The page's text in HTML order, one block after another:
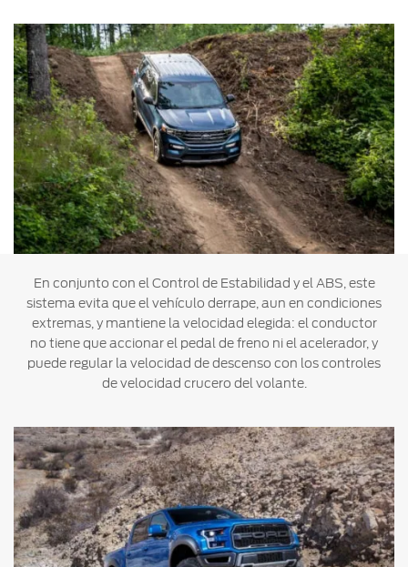
En conjunto con el Control de Estabilidad y el ABS, este
sistema evita que el vehículo derrape, aun en condiciones
extremas, y mantiene la velocidad elegida: el conductor
no tiene que accionar el pedal de freno ni el acelerador, y
puede regular la velocidad de descenso con los controles
de velocidad crucero del volante.